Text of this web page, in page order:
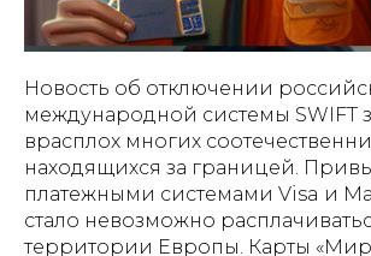
Новость об отключении
международной системы SWIFT
врасплох многих
находящихся за границей.
платежными системами Visa и
стало невозможно
территории Европы. Карты